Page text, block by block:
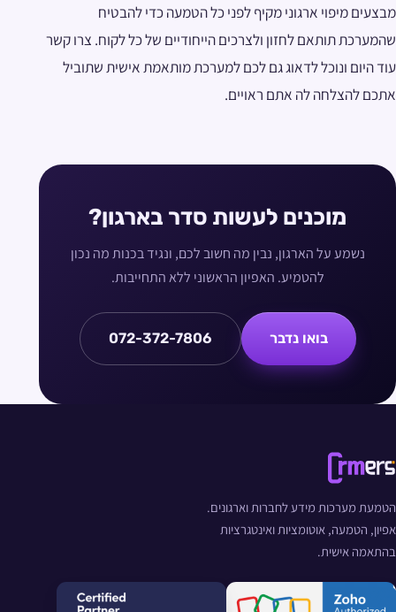
מבצעים מיפוי ארגוני מקיף לפני כל הטמעה כדי להבטיח
שהמערכת תותאם לחזון ולצרכים הייחודיים של כל לקוח. צרו קשר
עוד היום ונוכל לדאוג גם לכם למערכת מותאמת אישית שתוביל
אתכם להצלחה לה אתם ראויים.
מוכנים לעשות סדר בארגון?
נשמע על הארגון, נבין מה חשוב לכם, ונגיד בכנות מה נכון
להטמיע. האפיון הראשוני ללא התחייבות.
בואו נדבר 072-372-7806
הטמעת מערכות מידע לחברות וארגונים.
אפיון, הטמעה, אוטומציות ואינטגרציות
בהתאמה אישית.